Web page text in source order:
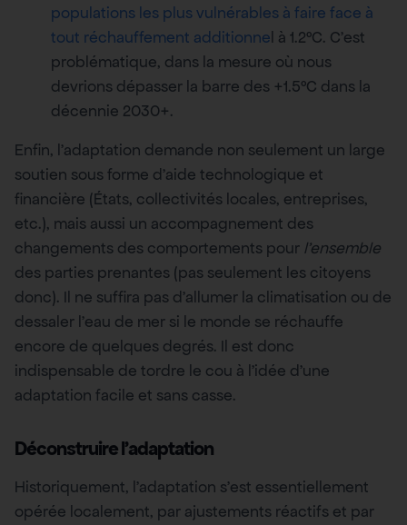
populations les plus vulnérables à faire face à
tout réchauffement additionnel à 1.2°C. C’est
problématique, dans la mesure où nous
devrions dépasser la barre des +1.5°C dans la
décennie 2030+.
Enfin, l’adaptation demande non seulement un large
soutien sous forme d’aide technologique et
financière (États, collectivités locales, entreprises,
etc.), mais aussi un accompagnement des
changements des comportements pour l’ensemble
des parties prenantes (pas seulement les citoyens
donc). Il ne suffira pas d’allumer la climatisation ou de
dessaler l’eau de mer si le monde se réchauffe
encore de quelques degrés. Il est donc
indispensable de tordre le cou à l’idée d’une
adaptation facile et sans casse.
Déconstruire l’adaptation
Historiquement, l’adaptation s’est essentiellement
opérée localement, par ajustements réactifs et par